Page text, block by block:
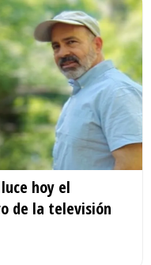
hoy el
de la televisión